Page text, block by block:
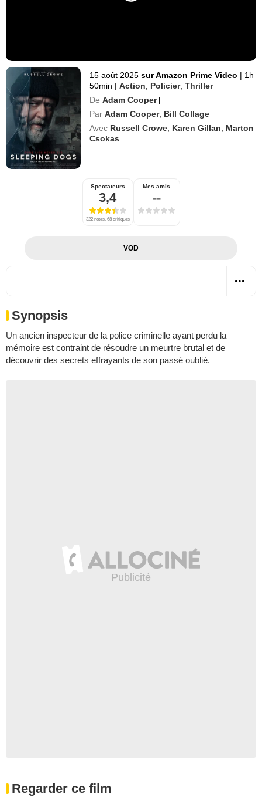
15 août 2025 sur Amazon Prime Video | 1h
50min | Action Policier,Thriller
De Adam Cooper |
Par Adam Cooper, Bill Collage
Avec Russell Crowe Karen Gillan
Marton
Csokas
Spectateurs
3,4
322 notes, 68 critiques
Mes amis
--
VOD
Synopsis
Un ancien inspecteur de la police criminelle ayant perdu la
mémoire est contraint de résoudre un meurtre brutal et de
découvrir des secrets effrayants de son passé oublié.
Regarder ce film